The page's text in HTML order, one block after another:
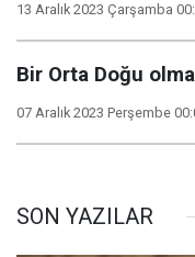
13 Aralık 2023 Çarşamba
Bir Orta Doğu
07 Aralık 2023 Perşembe
SON YAZILAR